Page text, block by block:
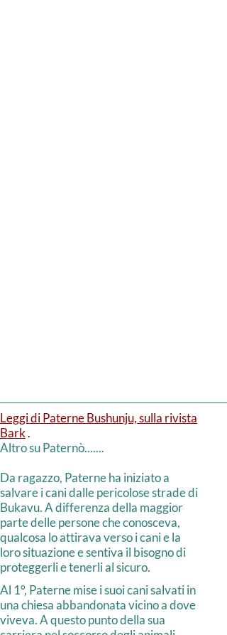
Leggi di Paterne Bushunju, sulla rivista
Bark.
Altro su Paternò.......
Da ragazzo, Paterne ha iniziato a
salvare i cani dalle pericolose strade di
Bukavu. A differenza della maggior
parte delle persone che conosceva,
qualcosa lo attirava verso i cani e la
loro situazione e sentiva il bisogno di
proteggerli e tenerli al sicuro.
Al 1°, Paterne mise i suoi cani salvati in
una chiesa abbandonata vicino a dove
viveva. A questo punto della sua